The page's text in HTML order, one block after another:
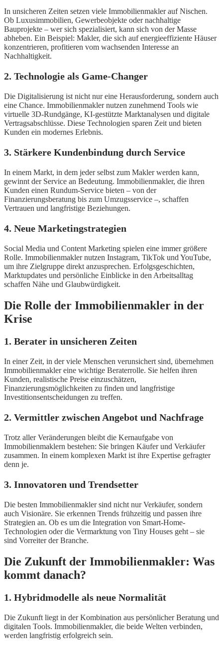
In unsicheren Zeiten setzen viele Immobilienmakler auf Nischen.
Ob Luxusimmobilien, Gewerbeobjekte oder nachhaltige
Bauprojekte – wer sich spezialisiert, kann sich von der Masse
abheben. Ein Beispiel: Makler, die sich auf energieeffiziente Häuser
konzentrieren, profitieren vom wachsenden Interesse an
Nachhaltigkeit.
2. Technologie als Game-Changer
Die Digitalisierung ist nicht nur eine Herausforderung, sondern auch
eine Chance. Immobilienmakler nutzen zunehmend Tools wie
virtuelle 3D-Rundgänge, KI-gestützte Marktanalysen und digitale
Vertragsabschlüsse. Diese Technologien sparen Zeit und bieten
Kunden ein modernes Erlebnis.
3. Stärkere Kundenbindung durch Service
In einem Markt, in dem jeder selbst zum Makler werden kann,
gewinnt der Service an Bedeutung. Immobilienmakler, die ihren
Kunden einen Rundum-Service bieten – von der
Finanzierungsberatung bis zum Umzugsservice –, schaffen
Vertrauen und langfristige Beziehungen.
4. Neue Marketingstrategien
Social Media und Content Marketing spielen eine immer größere
Rolle. Immobilienmakler nutzen Instagram, TikTok und YouTube,
um ihre Zielgruppe direkt anzusprechen. Erfolgsgeschichten,
Marktupdates und persönliche Einblicke in den Arbeitsalltag
schaffen Nähe und Glaubwürdigkeit.
Die Rolle der Immobilienmakler in der
Krise
1. Berater in unsicheren Zeiten
In einer Zeit, in der viele Menschen verunsichert sind, übernehmen
Immobilienmakler eine wichtige Beraterrolle. Sie helfen ihren
Kunden, realistische Preise einzuschätzen,
Finanzierungsmöglichkeiten zu finden und langfristige
Investitionsentscheidungen zu treffen.
2. Vermittler zwischen Angebot und Nachfrage
Trotz aller Veränderungen bleibt die Kernaufgabe von
Immobilienmaklern bestehen: Sie bringen Käufer und Verkäufer
zusammen. In einem komplexen Markt ist ihre Expertise gefragter
denn je.
3. Innovatoren und Trendsetter
Die besten Immobilienmakler sind nicht nur Verkäufer, sondern
auch Visionäre. Sie erkennen Trends frühzeitig und passen ihre
Strategien an. Ob es um die Integration von Smart-Home-
Technologien oder die Vermarktung von Tiny Houses geht – sie
sind Vorreiter der Branche.
Die Zukunft der Immobilienmakler: Was
kommt danach?
1. Hybridmodelle als neue Normalität
Die Zukunft liegt in der Kombination aus persönlicher Beratung und
digitalen Tools. Immobilienmakler, die beide Welten verbinden,
werden langfristig erfolgreich sein.